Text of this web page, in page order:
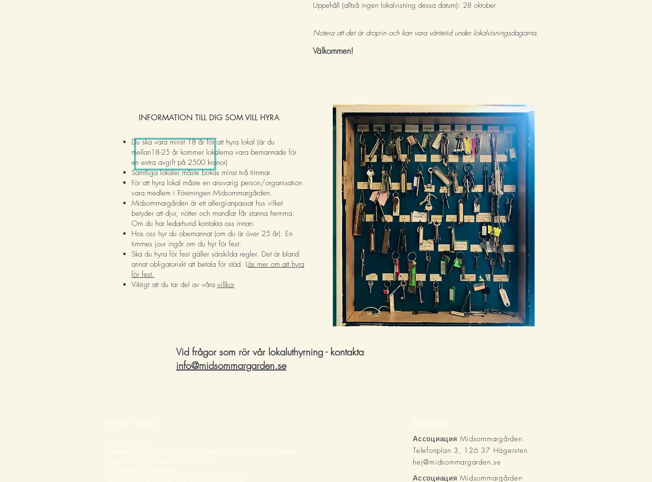
Uppehåll (alltså ingen lokalvisning dessa datum): 28 oktober
Notera att det är drop-in och kan vara väntetid under lokalvisningsdagarna.
Välkommen!
Du ska vara minst 18 år för att hyra lokal (är du
mellan18-25 år kommer lokalerna vara bemannade för
en extra avgift på 2500 kronor)
Samtliga lokaler måste bokas minst två timmar
För att hyra lokal måste en ansvarig person/organisation
vara medlem i Föreningen Midsommargården.
Midsommargården är ett allergianpassat hus vilket
betyder att djur, nötter och mandlar får stanna hemma.
Om du har ledarhund kontakta oss innan.
Hos oss hyr du obemannat (om du är över 25 år). En
timmes jour ingår om du hyr för fest.
Ska du hyra för fest gäller särskilda regler. Det är bland
annat obligatoriskt att betala för städ. Läs mer om att hyra
för fest.
Viktigt att du tar del av våra villkor
INFORMATION TILL DIG SOM VILL HYRA
Vid frågor som rör vår lokaluthyrning - kontakta
info@midsommargarden.se
STORT TACK KONTAKT
Ассоциация Midsommargården
Telefonplan 3, 126 37 Hägersten
hej@midsommargarden.se
Ассоциация Midsommargården